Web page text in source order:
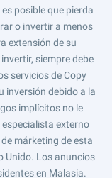
posible que pierda
o invertir a menos
extensión de su
siempre debe
servicios de Copy
inversión debido a la
implícitos no le
externo
márketing de esta
Unido. Los anuncios
en Malasia.